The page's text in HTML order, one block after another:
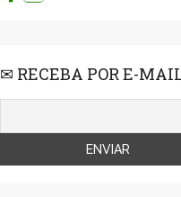
✉ RECEBA POR E-